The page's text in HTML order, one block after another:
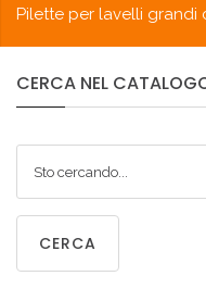
Pilette per lavelli
CERCA NEL
CERCA